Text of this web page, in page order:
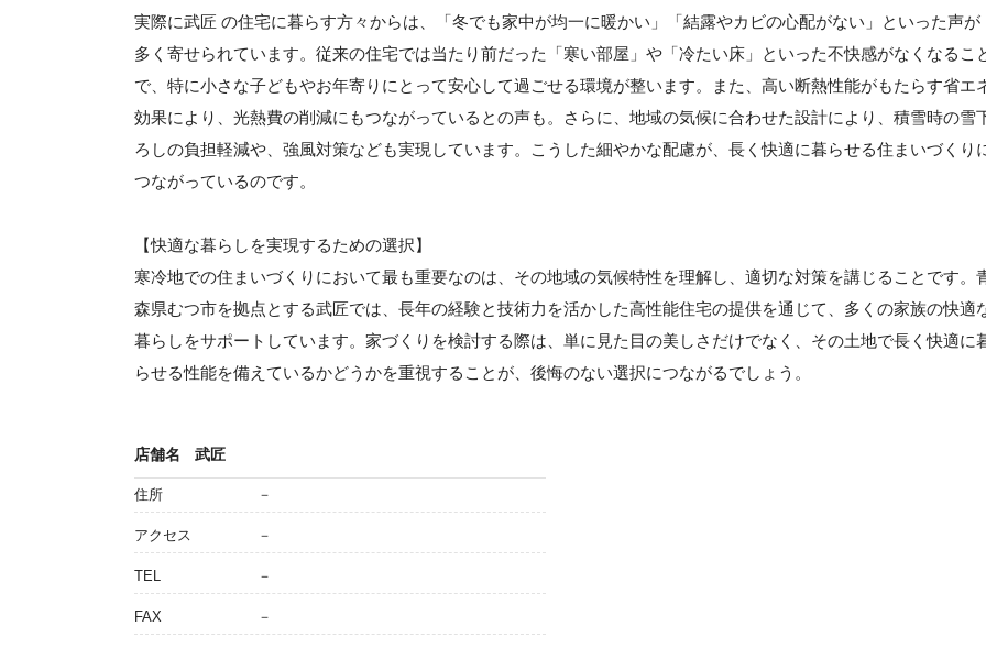
実際に武匠 の住宅に暮らす方々からは、「冬でも家中が均一に暖かい」「結露やカビの心配がない」といった声が
多く寄せられています。従来の住宅では当たり前だった「寒い部屋」や「冷たい床」といった不快感がなくなるこ
で、特に小さな子どもやお年寄りにとって安心して過ごせる環境が整います。また、高い断熱性能がもたらす省エ
効果により、光熱費の削減にもつながっているとの声も。さらに、地域の気候に合わせた設計により、積雪時の雪
ろしの負担軽減や、強風対策なども実現しています。こうした細やかな配慮が、長く快適に暮らせる住まいづくり
つながっているのです。
【快適な暮らしを実現するための選択】
寒冷地での住まいづくりにおいて最も重要なのは、その地域の気候特性を理解し、適切な対策を講じることです。
森県むつ市を拠点とする武匠では、長年の経験と技術力を活かした高性能住宅の提供を通じて、多くの家族の快適
暮らしをサポートしています。家づくりを検討する際は、単に見た目の美しさだけでなく、その土地で長く快適に
らせる性能を備えているかどうかを重視することが、後悔のない選択につながるでしょう。
店舗名 武匠
住所 －
アクセス －
TEL －
FAX －